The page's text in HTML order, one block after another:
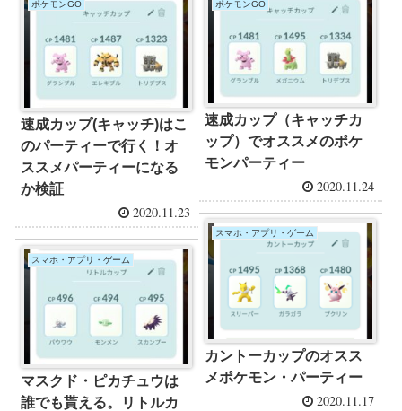
ポケモンGO
速成カップ（キャッチカ
ップ）でオススメのポケ
モンパーティー
2020.11.24
ポケモンGO
速成カップ(キャッチ)はこ
のパーティーで行く！オ
ススメパーティーになる
か検証
2020.11.23
スマホ・アプリ・ゲーム
カントーカップのオスス
メポケモン・パーティー
2020.11.17
スマホ・アプリ・ゲーム
マスクド・ピカチュウは
誰でも貰える。リトルカ